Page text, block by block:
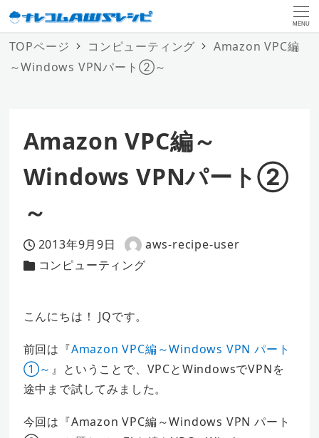
MENU
TOPページ コンピューティング
Amazon VPC編
～Windows VPNパート②～
Amazon VPC編～
Windows VPNパート②
～
投稿日
2013年9月9日
著
者
aws-recipe-user
カテゴリー
コンピューティング
こんにちは！ JQです。
前回は『Amazon VPC編～Windows VPN パート
①～ 』ということで、VPCとWindowsでVPNを
途中まで試してみました。
今回は『Amazon VPC編～Windows VPN パート